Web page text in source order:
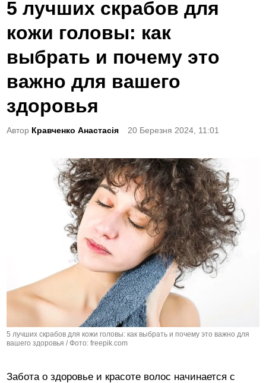
s
e
d
n
5 лучших скрабов для
кожи головы: как
выбрать и почему это
важно для вашего
здоровья
Автор Кравченко Анастасія 20 Березня 2024, 11:01
5 лучших скрабов для кожи головы: как выбрать и почему это важно для
вашего здоровья / Фото: freepik.com
Забота о здоровье и красоте волос начинается с